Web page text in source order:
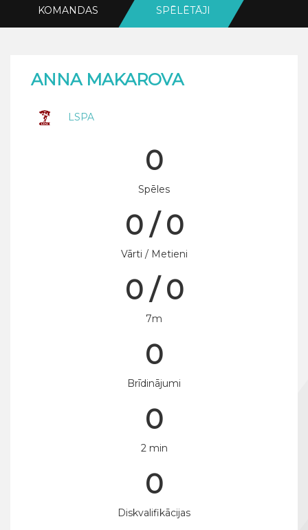
KOMANDAS SPĒLĒTĀJI
ANNA MAKAROVA
LSPA
0
Spēles
0 / 0
Vārti / Metieni
0 / 0
7m
0
Brīdinājumi
0
2 min
0
Diskvalifikācijas